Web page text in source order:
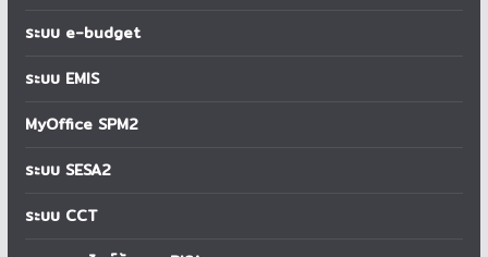
ระบบ e-budget
ระบบ EMIS
MyOffice SPM2
ระบบ SESA2
ระบบ CCT